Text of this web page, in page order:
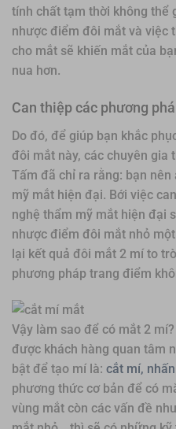
tính chất tạm thời không thể
nhược điểm đôi mắt và việc
cho mắt sẽ khiến mắt của
nua hơn.
Can thiệp các phương
Do đó, để giúp bạn khắc
đôi mắt này, các chuyên gia
Tấm đã chỉ ra rằng: bạn
mỹ mắt hiện đại. Bới việc
nghệ thẩm mỹ mắt hiện đại
nhược điểm đôi mắt nhỏ
lại kết quả đôi mắt 2 mí to
phương pháp trang điểm
Vậy làm sao để có mắt 2
được khách hàng quan tâm
bật để tạo mí là: cắt mí,
phương thức cơ bản để có
vùng mắt còn các vấn đề